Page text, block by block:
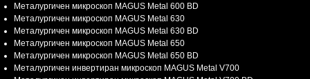
Металургичен микроскоп MAGUS Metal 600 BD
Металургичен микроскоп MAGUS Metal 630
Металургичен микроскоп MAGUS Metal 630 BD
Металургичен микроскоп MAGUS Metal 650
Металургичен микроскоп MAGUS Metal 650 BD
Металургичен инвертиран микроскоп MAGUS Metal V700